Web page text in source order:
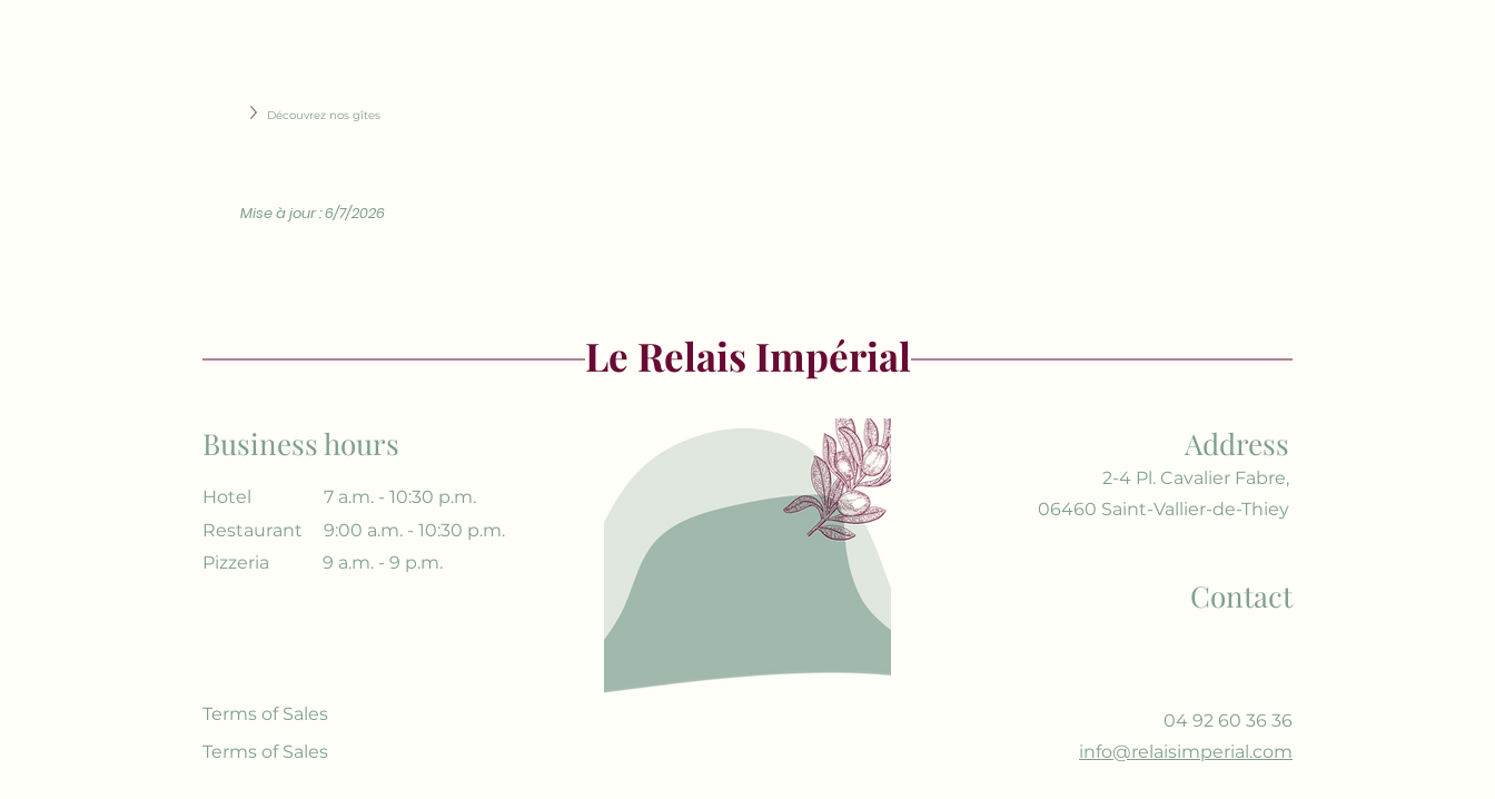
Découvrez nos gîtes
Mise à jour : 6/7/2026
Le Relais Impérial
Business hours
Hotel
7 a.m. - 10:30 p.m.
Restaurant
9:00 a.m. - 10:30 p.m.
Pizzeria
9 a.m. - 9 p.m.
Terms of Sales
Terms of Sales
Address
2-4 Pl. Cavalier Fabre,
06460 Saint-Vallier-de-Thiey
Contact
04 92 60 36 36
info@relaisimperial.com